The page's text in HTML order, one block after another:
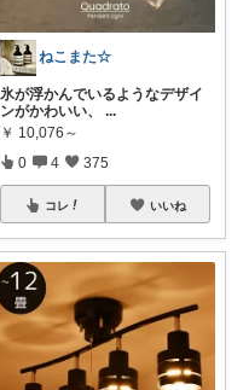
ねこまた☆
氷が浮かんでいるようなデザイ
ンがかわいい、
...
￥ 10,076～
0 4 375
コレ いいね